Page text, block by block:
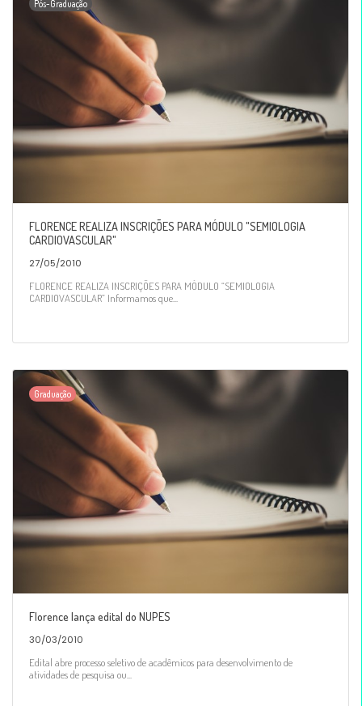
Pós-Graduação
FLORENCE REALIZA INSCRIÇÕES PARA MÓDULO "SEMIOLOGIA
CARDIOVASCULAR"
27/05/2010
FLORENCE REALIZA INSCRIÇÕES PARA MÓDULO “SEMIOLOGIA
CARDIOVASCULAR” Informamos que...
Graduação
Florence lança edital do NUPES
30/03/2010
Edital abre processo seletivo de acadêmicos para desenvolvimento de
atividades de pesquisa ou...